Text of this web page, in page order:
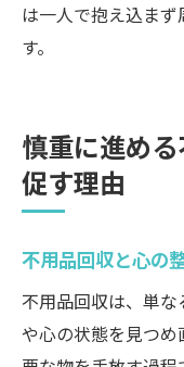
は一人で抱え込ま
す。
慎重に進め
促す理由
不用品回収と心の
不用品回収は、単
や心の状態を見つ